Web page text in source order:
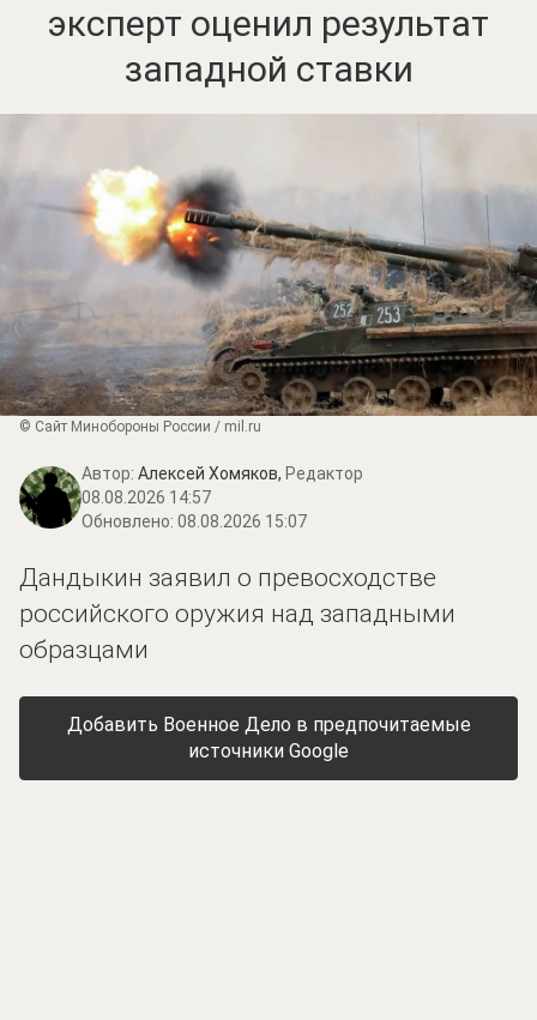
эксперт оценил результат
западной ставки
© Сайт Минобороны России / mil.ru
Автор: Алексей Хомяков, Редактор
08.08.2026 14:57
Обновлено: 08.08.2026 15:07
Дандыкин заявил о превосходстве
российского оружия над западными
образцами
Добавить Военное Дело в предпочитаемые
источники Google